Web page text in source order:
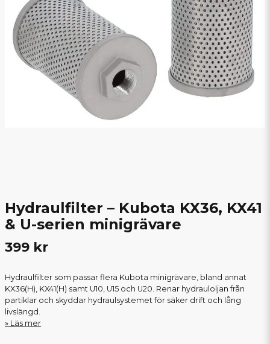
Hydraulfilter – Kubota KX36, KX41
& U-serien minigrävare
399 kr
Hydraulfilter som passar flera Kubota minigrävare, bland annat
KX36(H), KX41(H) samt U10, U15 och U20. Renar hydrauloljan från
partiklar och skyddar hydraulsystemet för säker drift och lång
livslängd.
Läs mer